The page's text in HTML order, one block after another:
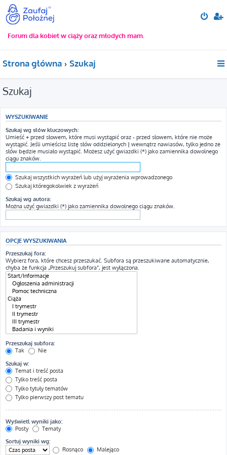
Forum dla kobiet w ciąży oraz młodych mam.
Strona główna Szukaj
Szukaj
WYSZUKIWANIE
Szukaj wg słów kluczowych:
Umieść + przed słowem, które musi wystąpić oraz - przed słowem, które nie może
wystąpić. Jeśli umieścisz listę słów oddzielonych | wewnątrz nawiasów, tylko jedno ze
słów będzie musiało wystąpić. Możesz użyć gwiazdki (*) jako zamiennika dowolnego
ciągu znaków.
Szukaj wszystkich wyrażeń lub użyj wyrażenia wprowadzonego
Szukaj któregokolwiek z wyrażeń
Szukaj wg autora:
Można użyć gwiazdki (*) jako zamiennika dowolnego ciągu znaków.
OPCJE WYSZUKIWANIA
Przeszukaj fora:
Wybierz fora, które chcesz przeszukać. Subfora są przeszukiwane automatycznie,
chyba że funkcja „Przeszukuj subfora”, jest wyłączona.
Przeszukaj subfora:
Tak
Nie
Szukaj w:
Temat i treść posta
Tylko treść posta
Tylko tytuły tematów
Tylko pierwszy post tematu
Wyświetl wyniki jako:
Posty
Tematy
Sortuj wyniki wg:
Rosnąco
Malejąco